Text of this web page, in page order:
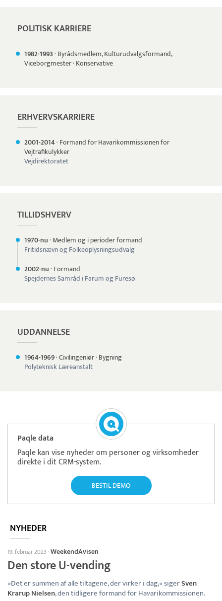
POLITISK KARRIERE
1982-1993· Byrådsmedlem, Kulturudvalgsformand,
Viceborgmester· Konservative
ERHVERVSKARRIERE
2001-2014· Formand for Havarikommissionen for
Vejtrafikulykker
Vejdirektoratet
TILLIDSHVERV
1970-nu· Medlem og i perioder formand
Fritidsnævn og Folkeoplysningsudvalg
2002-nu· Formand
Spejdernes Samråd i Farum og Furesø
UDDANNELSE
1964-1969·Civilingeniør· Bygning
Polyteknisk Læreanstalt
Paqle data
Paqle kan vise nyheder om personer og virksomheder
direkte i dit CRM-system.
BESTIL DEMO
NYHEDER
19. februar 2023 ·WeekendAvisen
Den store U-vending
»Det er summen af alle tiltagene, der virker i dag,« sigerSven
Krarup Nielsen, den tidligere formand for Havarikommissionen.